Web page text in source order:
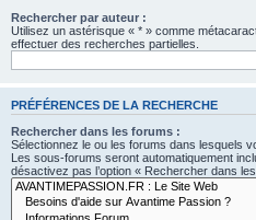
Rechercher par auteur :
Utilisez un astérisque « * » comme
effectuer des recherches partielles.
PRÉFÉRENCES DE LA RECHERCHE
Rechercher dans les forums :
Sélectionnez le ou les forums dans lesquels
Les sous-forums seront automatiquement
désactivez pas l’option « Rechercher dans